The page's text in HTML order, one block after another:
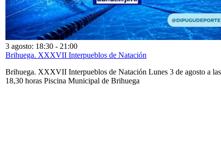
3 agosto: 18:30 - 21:00
Brihuega. XXXVII Interpueblos de Natación
Brihuega. XXXVII Interpueblos de Natación Lunes 3 de agosto a las
18,30 horas Piscina Municipal de Brihuega